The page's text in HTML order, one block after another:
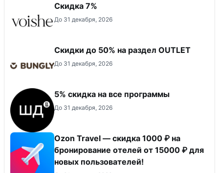
​Скидка 7%
До 31 декабря, 2026
Скидки до 50% на раздел OUTLET
До 31 декабря, 2026
5% скидка на все программы
До 31 декабря, 2026
Ozon Travel — скидка 1000 ₽ на
бронирование отелей от 15000 ₽ для
новых пользователей!